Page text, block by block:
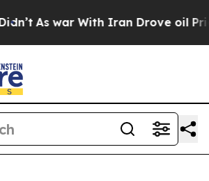
As war With Iran Drove oil Prices